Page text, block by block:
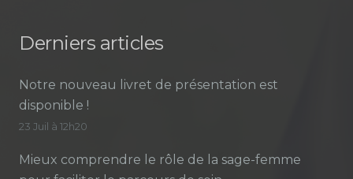
Derniers articles
Notre nouveau livret de présentation est
disponible !
23 Juil à 12h20
Mieux comprendre le rôle de la sage-femme